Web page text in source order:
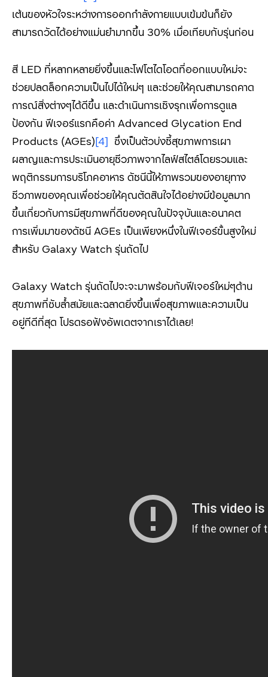
เต้นของหัวใจระหว่างการออกกำลังกายแบบเข้มข้นก็ยัง
สามารถวัดได้อย่างแม่นยำมากขึ้น 30% เมื่อเทียบกับรุ่นก่อน
สี LED ที่หลากหลายยิ่งขึ้นและโฟโตไดโอดที่ออกแบบใหม่จะ
ช่วยปลดล็อกความเป็นไปได้ใหม่ๆ และช่วยให้คุณสามารถคาด
การณ์สิ่งต่างๆได้ดีขึ้น และดำเนินการเชิงรุกเพื่อการดูแล
ป้องกัน ฟีเจอร์แรกคือค่า Advanced Glycation End
Products (AGEs)[4] ซึ่งเป็นตัวบ่งชี้สุขภาพการเผา
ผลาญและการประเมินอายุชีวภาพจากไลฟ์สไตล์โดยรวมและ
พฤติกรรมการบริโภคอาหาร ดัชนีนี้ให้ภาพรวมของอายุทาง
ชีวภาพของคุณเพื่อช่วยให้คุณตัดสินใจได้อย่างมีข้อมูลมาก
ขึ้นเกี่ยวกับการมีสุขภาพที่ดีของคุณในปัจจุบันและอนาคต
การเพิ่มมาของดัชนี AGEs เป็นเพียงหนึ่งในฟีเจอร์ขั้นสูงใหม่
สำหรับ Galaxy Watch รุ่นถัดไป
Galaxy Watch รุ่นถัดไปจะจะมาพร้อมกับฟีเจอร์ใหม่ๆด้าน
สุขภาพที่ซับล้ำสมัยและฉลาดยิ่งขึ้นเพื่อสุขภาพและความเป็น
อยู่ทีดีที่สุด โปรดรอฟังอัพเดตจากเราได้เลย!